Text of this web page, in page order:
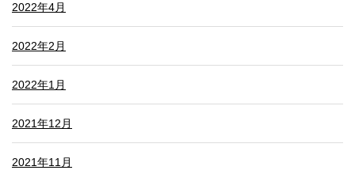
2022年4月
2022年2月
2022年1月
2021年12月
2021年11月